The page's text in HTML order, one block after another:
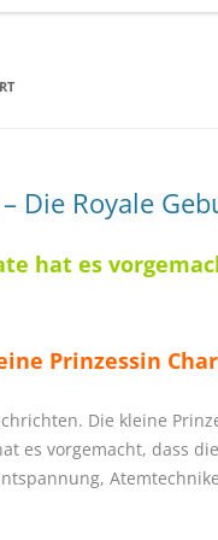
Die Royale
hat es
Prinzessin
Die kleine
es vorgemacht, dass